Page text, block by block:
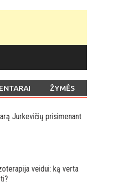
ŽYMĖS
Jurkevičių prisimenant
veidui: ką verta